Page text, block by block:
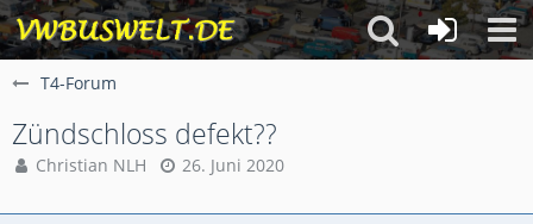
T4-Forum
Zündschloss defekt??
Christian NLH 26. Juni 2020